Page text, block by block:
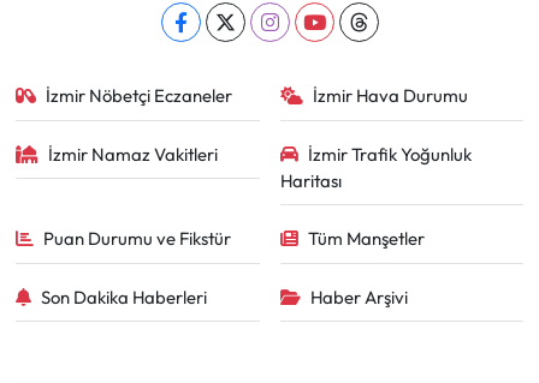
İzmir Nöbetçi Eczaneler İzmir Hava Durumu
İzmir Namaz Vakitleri
İzmir Trafik Yoğunluk
Haritası
Puan Durumu ve Fikstür Tüm Manşetler
Son Dakika Haberleri Haber Arşivi